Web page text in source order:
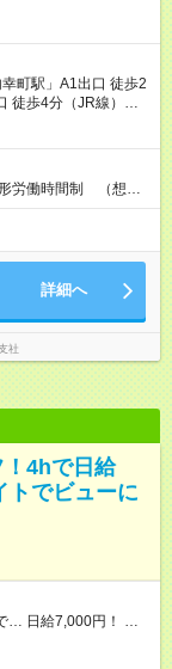
他時間帯のお仕事も
。 例：自衛消防技
採用時と同じです。
町駅」A1出口 徒歩2
徒歩4分（JR線）、8
草線））
労働時間制 （想定
）
詳細へ
社
4hで日給
トでビューに